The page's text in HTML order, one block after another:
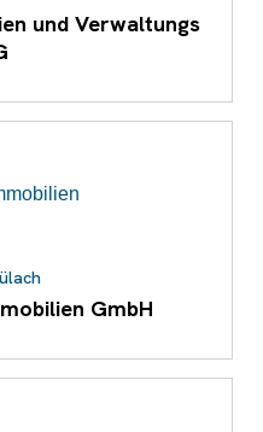
und Verwaltungs
GmbH